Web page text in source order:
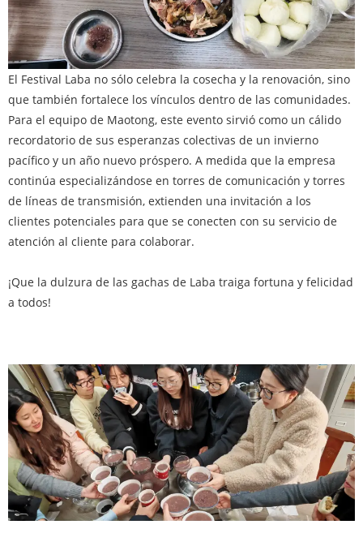
El Festival Laba no sólo celebra la cosecha y la renovación, sino
que también fortalece los vínculos dentro de las comunidades.
Para el equipo de Maotong, este evento sirvió como un cálido
recordatorio de sus esperanzas colectivas de un invierno
pacífico y un año nuevo próspero. A medida que la empresa
continúa especializándose en torres de comunicación y torres
de líneas de transmisión, extienden una invitación a los
clientes potenciales para que se conecten con su servicio de
atención al cliente para colaborar.
¡Que la dulzura de las gachas de Laba traiga fortuna y felicidad
a todos!